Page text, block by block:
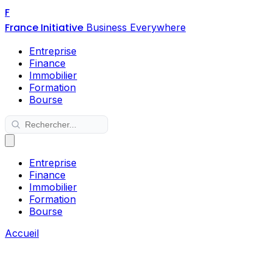
F
France Initiative Business Everywhere
Entreprise
Finance
Immobilier
Formation
Bourse
Entreprise
Finance
Immobilier
Formation
Bourse
Accueil